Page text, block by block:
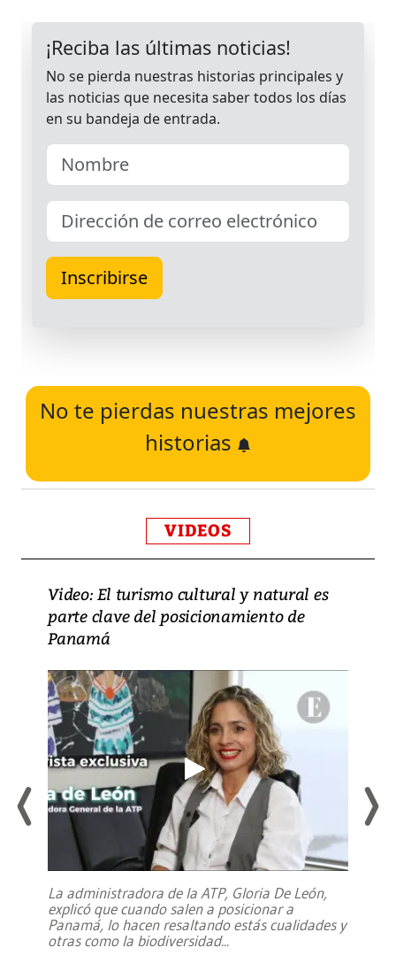
No te pierdas nuestras mejores
historias
VIDEOS
Video: El turismo cultural y natural es
parte clave del posicionamiento de
Panamá
La administradora de la ATP, Gloria De León,
explicó que cuando salen a posicionar a
Panamá, lo hacen resaltando estás cualidades y
otras como la biodiversidad...